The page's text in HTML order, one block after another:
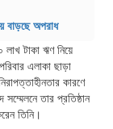
বাড়ছে অপরাধ
লাখ টাকা ঋণ নিয়ে
এলাকা ছাড়া
কারণে
তার প্রতিষ্ঠান
তিনি।